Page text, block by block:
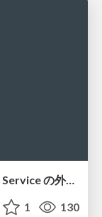
Service Connect 上のサービスに ECS Service の外側から到達できなかった話
1 130